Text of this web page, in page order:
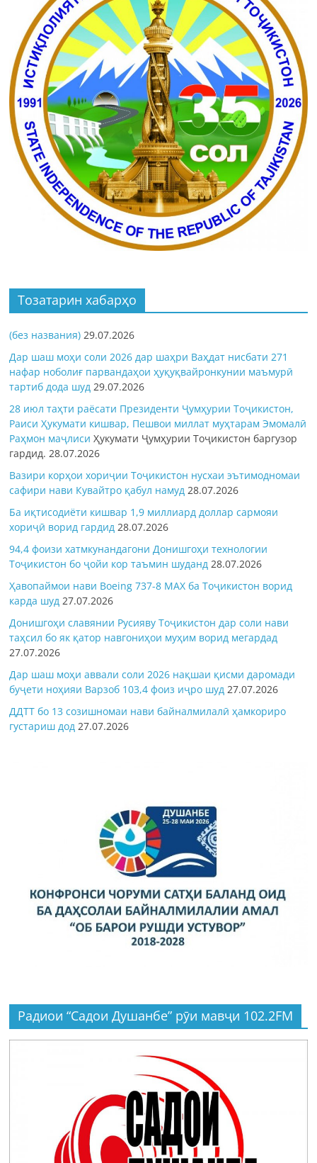
Тозатарин хабарҳо
(без названия) 29.07.2026
Дар шаш моҳи соли 2026 дар шаҳри Ваҳдат нисбати 271
нафар ноболиғ парвандаҳои ҳуқуқвайронкунии маъмурӣ
тартиб дода шуд 29.07.2026
28 июл таҳти раёсати Президенти Ҷумҳурии Тоҷикистон,
Раиси Ҳукумати кишвар, Пешвои миллат муҳтарам Эмомалӣ
Раҳмон маҷлисиҲукумати Ҷумҳурии Тоҷикистон баргузор
гардид.28.07.2026
Вазири корҳои хориҷии Тоҷикистон нусхаи эътимодномаи
сафири нави Кувайтро қабул намуд 28.07.2026
Ба иқтисодиёти кишвар 1,9 миллиард доллар сармояи
хориҷӣ ворид гардид 28.07.2026
94,4 фоизи хатмкунандагони Донишгоҳи технологии
Тоҷикистон бо ҷойи кор таъмин шуданд 28.07.2026
Ҳавопаймои нави Boeing 737-8 MAX ба Тоҷикистон ворид
карда шуд 27.07.2026
Донишгоҳи славянии Русияву Тоҷикистон дар соли нави
таҳсил бо як қатор навгониҳои муҳим ворид мегардад
27.07.2026
Дар шаш моҳи аввали соли 2026 нақшаи қисми даромади
буҷети ноҳияи Варзоб 103,4 фоиз иҷро шуд 27.07.2026
ДДТТ бо 13 созишномаи нави байналмилалӣ ҳамкориро
густариш дод 27.07.2026
Радиои “Садои Душанбе” рӯи мавҷи 102.2FM